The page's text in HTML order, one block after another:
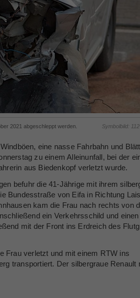
2021 abgeschleppt werden. Symbolbild:
eine nasse Fahrbahn und
zu einem Alleinunfall, bei der
aus Biedenkopf verletzt wurde.
befuhr die 41-Jährige mit ihrem
Bundesstraße von Eifa in Richtung
kam die Frau nach rechts von
ein Verkehrsschild und einen
mit der Front ins Erdreich des
Frau verletzt und mit einem RTW ins
transportiert. Der silbergraue Renault